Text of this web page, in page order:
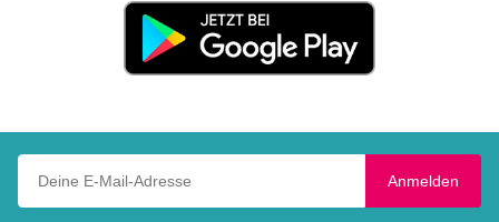
Jetzt
Google
Anmelden